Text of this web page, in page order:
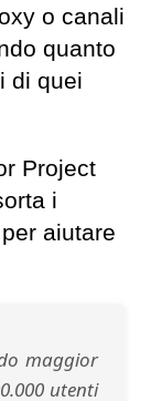
o canali
quanto
di quei
Project
i
aiutare
maggior
utenti